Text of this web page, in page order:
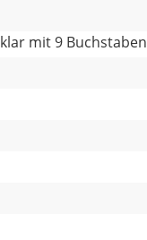
klar mit 9 Buchstaben